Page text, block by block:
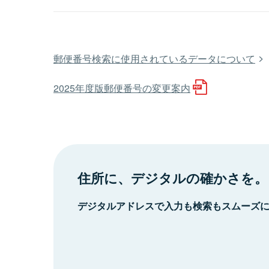
郵便番号検索に使用されているデータについて
2025年度版郵便番号の変更案内
住所に、デジタルの確かさを。
デジタルアドレスで入力も検索もスムーズ